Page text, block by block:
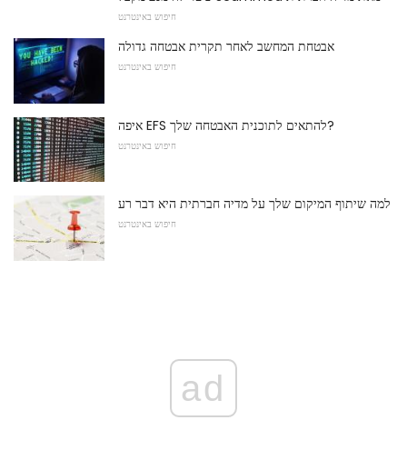
חיפוש באינטרנט
אבטחת המחשב לאחר תקרית אבטחה גדולה
חיפוש באינטרנט
איפה EFS להתאים לתוכנית האבטחה שלך?
חיפוש באינטרנט
למה שיתוף המיקום שלך על מדיה חברתית היא דבר רע
חיפוש באינטרנט
ad